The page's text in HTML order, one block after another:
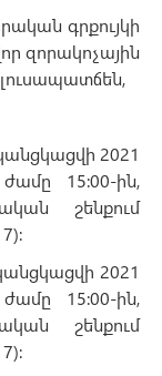
գրքույկի
զորակոչային
2021
15:00-ին,
շենքում
2021
15:00-ին,
շենքում